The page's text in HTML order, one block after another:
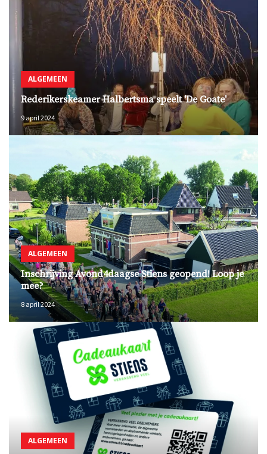
ALGEMEEN
Rederikerskeamer Halbertsma speelt 'De Goate'
9 april 2024
ALGEMEEN
Inschrijving Avond4daagse Stiens geopend! Loop je
mee?
8 april 2024
ALGEMEEN